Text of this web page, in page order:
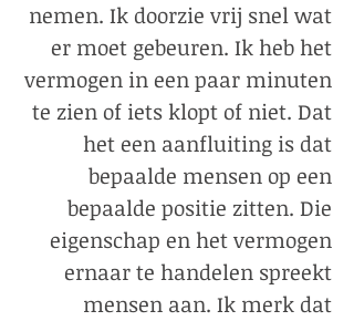
nemen. Ik doorzie vrij snel wat
er moet gebeuren. Ik heb het
vermogen in een paar minuten
te zien of iets klopt of niet. Dat
het een aanfluiting is dat
bepaalde mensen op een
bepaalde positie zitten. Die
eigenschap en het vermogen
ernaar te handelen spreekt
mensen aan. Ik merk dat